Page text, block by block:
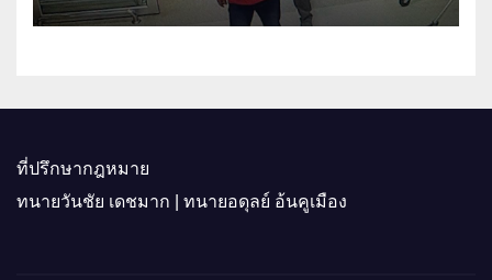
ที่ปรึกษากฎหมาย
ทนายวันชัย เดชมาก | ทนายอดุลย์ อ้นคูเมือง